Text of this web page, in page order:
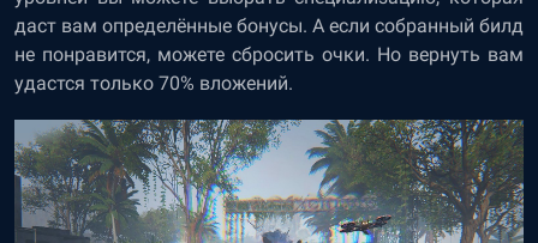
даст вам определённые бонусы. А если собранный билд
не понравится, можете сбросить очки. Но вернуть вам
удастся только 70% вложений.